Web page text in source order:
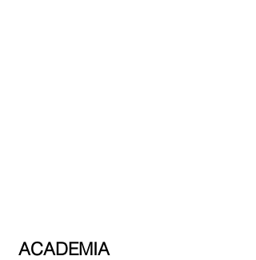
ACADEMIA